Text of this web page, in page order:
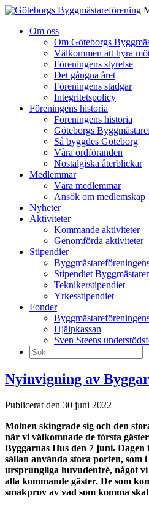
Om oss
Om Göteborgs
Välkommen att hyra
Föreningens styrelse
Det gångna året
Föreningens stadgar
Integritetspolicy
Föreningens historia
Föreningens historia
Göteborgs
Så byggdes Göteborg
Våra ordföranden
Nostalgiska återblickar
Medlemmar
Våra medlemmar
Ansök om medlemskap
Nyheter
Aktiviteter
Kommande aktiviteter
Genomförda aktiviteter
Stipendier
Stipendiet
Teknikerstipendiet
Yrkesstipendiet
Fonder
Hjälpkassan
Sven Steens
Sök
efter:
Nyinvigning av
Publicerat den 30 juni 2022
Molnen skingrade sig och den
när vi välkomnade de första
Byggarnas Hus den 7 juni.
sällan använda stora porten, som
ursprungliga huvudentré, något
alla kommande gäster. De som
smakprov av vad som komma